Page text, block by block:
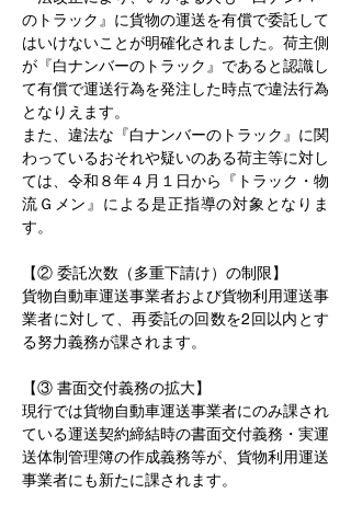
のトラック』に貨物の運送を有償で委託して
はいけないことが明確化されました。荷主側
が『白ナンバーのトラック』であると認識し
て有償で運送行為を発注した時点で違法行為
となりえます。
また、違法な『白ナンバーのトラック』に関
わっているおそれや疑いのある荷主等に対し
ては、令和８年４月１日から『トラック・物
流Ｇメン』による是正指導の対象となりま
す。
【② 委託次数（多重下請け）の制限】
貨物自動車運送事業者および貨物利用運送事
業者に対して、再委託の回数を2回以内とす
る努力義務が課されます。
【③ 書面交付義務の拡大】
現行では貨物自動車運送事業者にのみ課され
ている運送契約締結時の書面交付義務・実運
送体制管理簿の作成義務等が、貨物利用運送
事業者にも新たに課されます。